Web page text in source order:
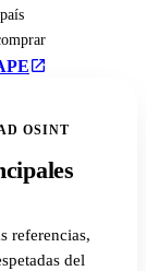
OSINT
referencias,
del